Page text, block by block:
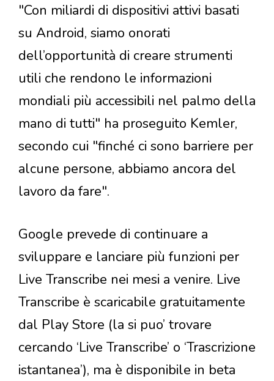
"Con miliardi di dispositivi attivi basati
su Android, siamo onorati
dell’opportunità di creare strumenti
utili che rendono le informazioni
mondiali più accessibili nel palmo della
mano di tutti" ha proseguito Kemler,
secondo cui "finché ci sono barriere per
alcune persone, abbiamo ancora del
lavoro da fare".
Google prevede di continuare a
sviluppare e lanciare più funzioni per
Live Transcribe nei mesi a venire. Live
Transcribe è scaricabile gratuitamente
dal Play Store (la si puo’ trovare
cercando ‘Live Transcribe’ o ‘Trascrizione
istantanea’), ma è disponibile in beta